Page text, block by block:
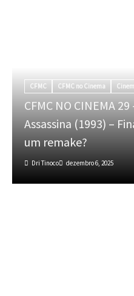
CFMC CFMC no Cinema
CFMC NO CINEMA
Assassina (1993) –
um remake?
Dri Tinoco dezembro 6, 2025